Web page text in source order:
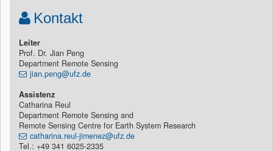
Kontakt
Leiter
Prof. Dr. Jian Peng
Department Remote Sensing
jian.peng@ufz.de
Assistenz
Catharina Reul
Department Remote Sensing and
Remote Sensing Centre for Earth System Research
catharina.reul-jimenez@ufz.de
Tel.: +49 341 6025-2335